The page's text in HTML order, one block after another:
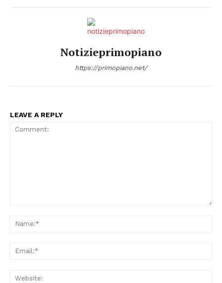
Notizieprimopiano
https://primopiano.net/
LEAVE A REPLY